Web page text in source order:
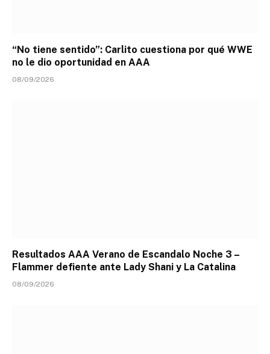
“No tiene sentido”: Carlito cuestiona por qué WWE
no le dio oportunidad en AAA
08/09/2026
Resultados AAA Verano de Escandalo Noche 3 –
Flammer defiente ante Lady Shani y La Catalina
08/09/2026